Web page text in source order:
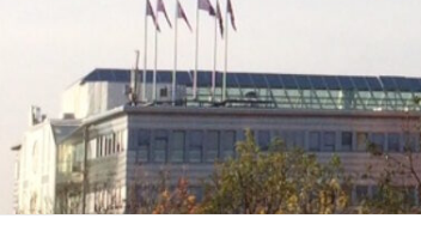
Skip to content